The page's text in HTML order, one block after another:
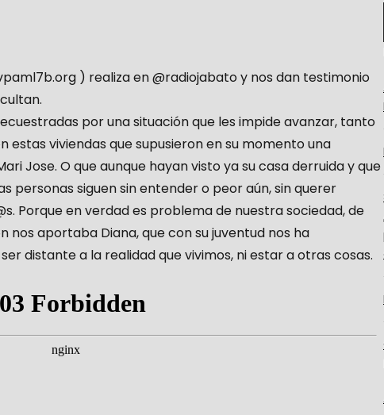
) realiza en @radiojabato y nos dan testimonio
por una situación que les impide avanzar, tanto
estas viviendas que supusieron en su momento una
Jose. O que aunque hayan visto ya su casa derruida y que
personas siguen sin entender o peor aún, sin querer
Porque en verdad es problema de nuestra sociedad, de
aportaba Diana, que con su juventud nos ha
distante a la realidad que vivimos, ni estar a otras cosas.